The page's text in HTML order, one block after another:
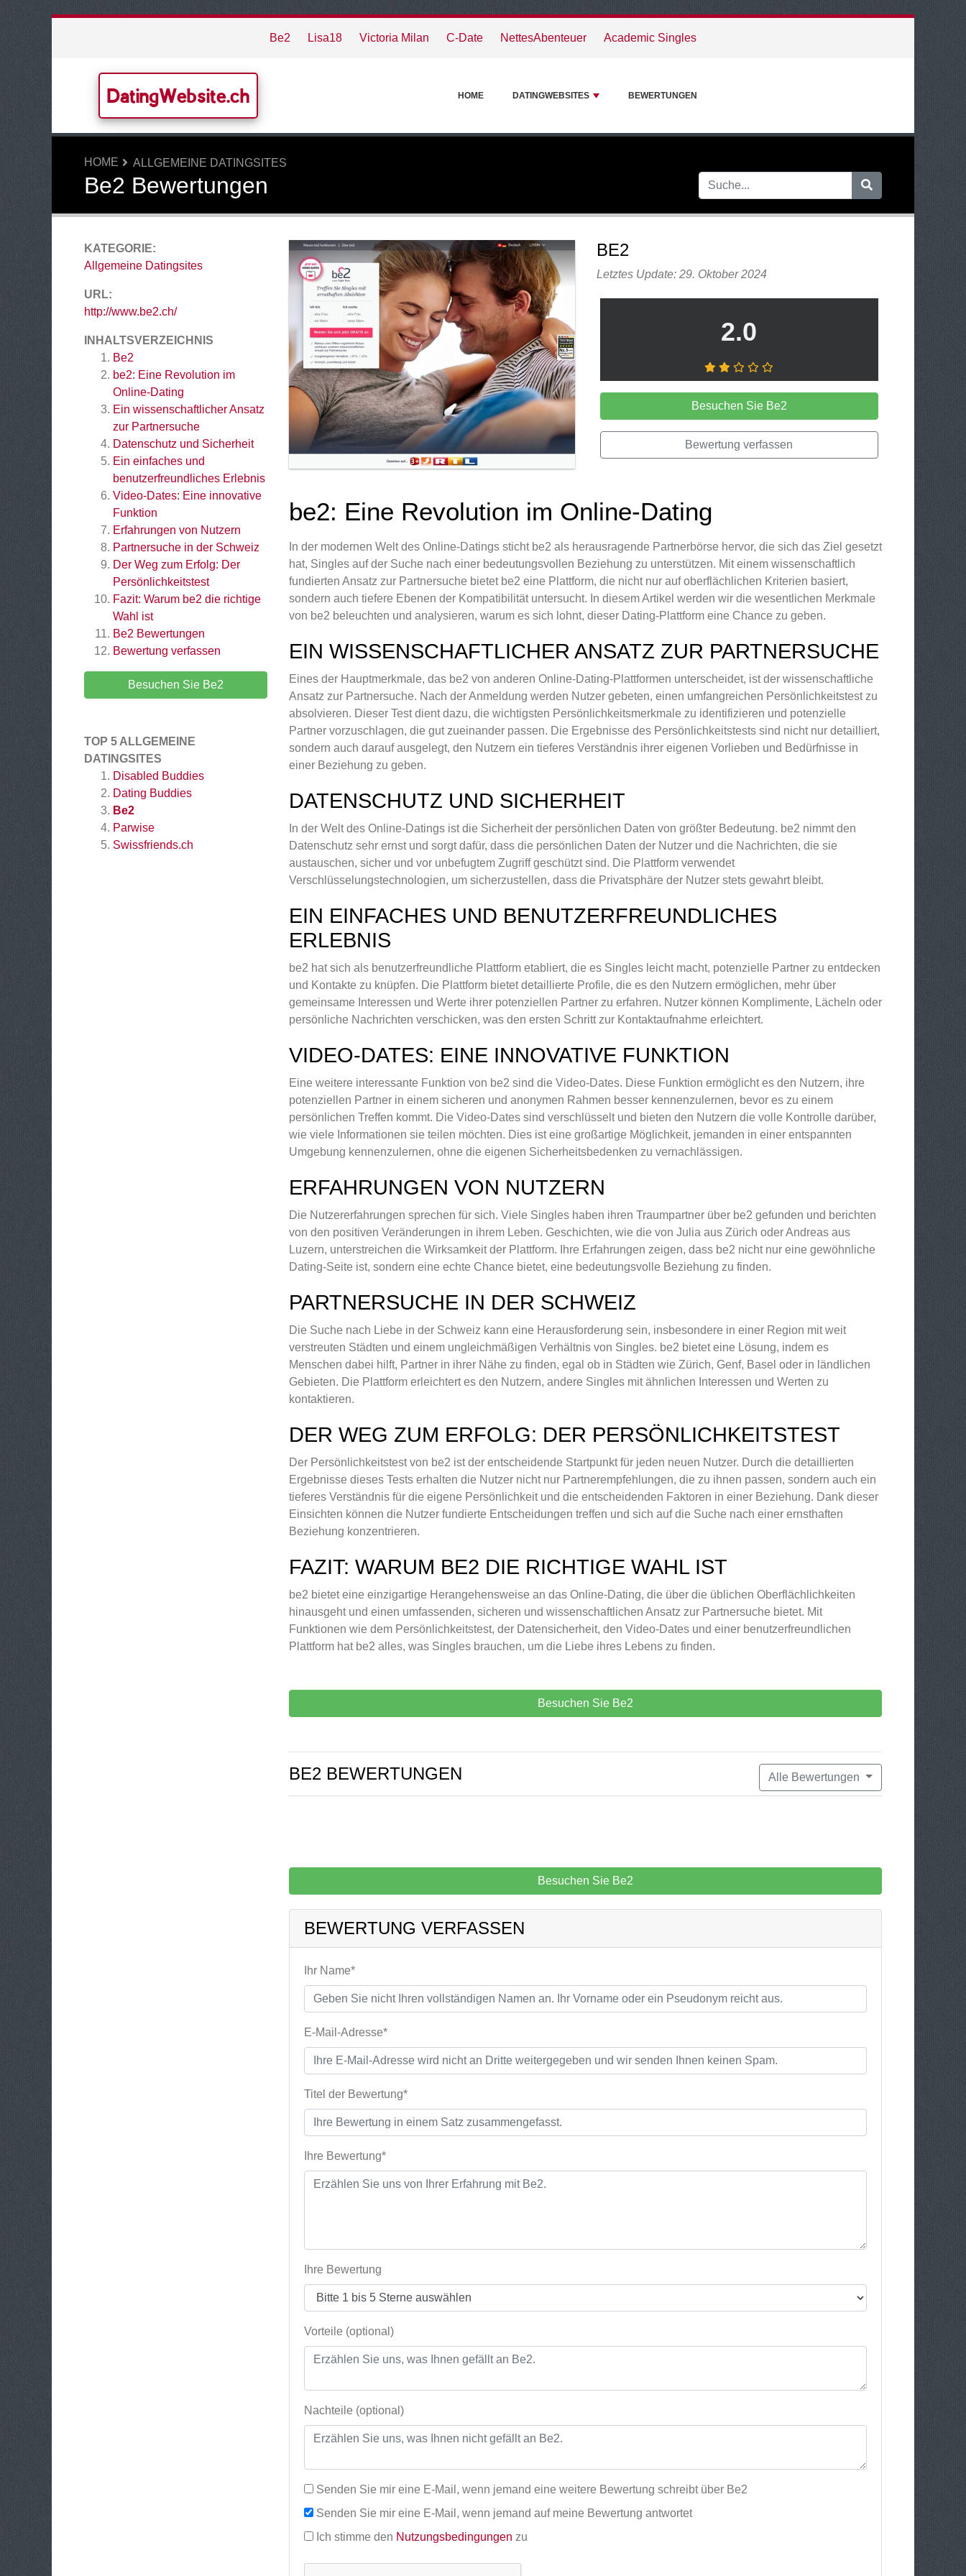
Be2 Lisa18 Victoria Milan C-Date NettesAbenteuer Academic Singles
DatingWebsite.ch HOME DATINGWEBSITES BEWERTUNGEN
HOME ALLGEMEINE DATINGSITES
Be2 Bewertungen
KATEGORIE:
Allgemeine Datingsites
URL:
http://www.be2.ch/
INHALTSVERZEICHNIS
Be2
be2: Eine Revolution im
Online-Dating
Ein wissenschaftlicher Ansatz
zur Partnersuche
Datenschutz und Sicherheit
Ein einfaches und
benutzerfreundliches Erlebnis
Video-Dates: Eine innovative
Funktion
Erfahrungen von Nutzern
Partnersuche in der Schweiz
Der Weg zum Erfolg: Der
Persönlichkeitstest
Fazit: Warum be2 die richtige
Wahl ist
Be2 Bewertungen
Bewertung verfassen
Besuchen Sie Be2
TOP 5 ALLGEMEINE
DATINGSITES
Disabled Buddies
Dating Buddies
Be2
Parwise
Swissfriends.ch
BE2
Letztes Update: 29. Oktober 2024
2.0
Besuchen Sie Be2
Bewertung verfassen
be2: Eine Revolution im Online-Dating
In der modernen Welt des Online-Datings sticht be2 als herausragende Partnerbörse hervor, die sich das Ziel gesetzt
hat, Singles auf der Suche nach einer bedeutungsvollen Beziehung zu unterstützen. Mit einem wissenschaftlich
fundierten Ansatz zur Partnersuche bietet be2 eine Plattform, die nicht nur auf oberflächlichen Kriterien basiert,
sondern auch tiefere Ebenen der Kompatibilität untersucht. In diesem Artikel werden wir die wesentlichen Merkmale
von be2 beleuchten und analysieren, warum es sich lohnt, dieser Dating-Plattform eine Chance zu geben.
EIN WISSENSCHAFTLICHER ANSATZ ZUR PARTNERSUCHE
Eines der Hauptmerkmale, das be2 von anderen Online-Dating-Plattformen unterscheidet, ist der wissenschaftliche
Ansatz zur Partnersuche. Nach der Anmeldung werden Nutzer gebeten, einen umfangreichen Persönlichkeitstest zu
absolvieren. Dieser Test dient dazu, die wichtigsten Persönlichkeitsmerkmale zu identifizieren und potenzielle
Partner vorzuschlagen, die gut zueinander passen. Die Ergebnisse des Persönlichkeitstests sind nicht nur detailliert,
sondern auch darauf ausgelegt, den Nutzern ein tieferes Verständnis ihrer eigenen Vorlieben und Bedürfnisse in
einer Beziehung zu geben.
DATENSCHUTZ UND SICHERHEIT
In der Welt des Online-Datings ist die Sicherheit der persönlichen Daten von größter Bedeutung. be2 nimmt den
Datenschutz sehr ernst und sorgt dafür, dass die persönlichen Daten der Nutzer und die Nachrichten, die sie
austauschen, sicher und vor unbefugtem Zugriff geschützt sind. Die Plattform verwendet
Verschlüsselungstechnologien, um sicherzustellen, dass die Privatsphäre der Nutzer stets gewahrt bleibt.
EIN EINFACHES UND BENUTZERFREUNDLICHES
ERLEBNIS
be2 hat sich als benutzerfreundliche Plattform etabliert, die es Singles leicht macht, potenzielle Partner zu entdecken
und Kontakte zu knüpfen. Die Plattform bietet detaillierte Profile, die es den Nutzern ermöglichen, mehr über
gemeinsame Interessen und Werte ihrer potenziellen Partner zu erfahren. Nutzer können Komplimente, Lächeln oder
persönliche Nachrichten verschicken, was den ersten Schritt zur Kontaktaufnahme erleichtert.
VIDEO-DATES: EINE INNOVATIVE FUNKTION
Eine weitere interessante Funktion von be2 sind die Video-Dates. Diese Funktion ermöglicht es den Nutzern, ihre
potenziellen Partner in einem sicheren und anonymen Rahmen besser kennenzulernen, bevor es zu einem
persönlichen Treffen kommt. Die Video-Dates sind verschlüsselt und bieten den Nutzern die volle Kontrolle darüber,
wie viele Informationen sie teilen möchten. Dies ist eine großartige Möglichkeit, jemanden in einer entspannten
Umgebung kennenzulernen, ohne die eigenen Sicherheitsbedenken zu vernachlässigen.
ERFAHRUNGEN VON NUTZERN
Die Nutzererfahrungen sprechen für sich. Viele Singles haben ihren Traumpartner über be2 gefunden und berichten
von den positiven Veränderungen in ihrem Leben. Geschichten, wie die von Julia aus Zürich oder Andreas aus
Luzern, unterstreichen die Wirksamkeit der Plattform. Ihre Erfahrungen zeigen, dass be2 nicht nur eine gewöhnliche
Dating-Seite ist, sondern eine echte Chance bietet, eine bedeutungsvolle Beziehung zu finden.
PARTNERSUCHE IN DER SCHWEIZ
Die Suche nach Liebe in der Schweiz kann eine Herausforderung sein, insbesondere in einer Region mit weit
verstreuten Städten und einem ungleichmäßigen Verhältnis von Singles. be2 bietet eine Lösung, indem es
Menschen dabei hilft, Partner in ihrer Nähe zu finden, egal ob in Städten wie Zürich, Genf, Basel oder in ländlichen
Gebieten. Die Plattform erleichtert es den Nutzern, andere Singles mit ähnlichen Interessen und Werten zu
kontaktieren.
DER WEG ZUM ERFOLG: DER PERSÖNLICHKEITSTEST
Der Persönlichkeitstest von be2 ist der entscheidende Startpunkt für jeden neuen Nutzer. Durch die detaillierten
Ergebnisse dieses Tests erhalten die Nutzer nicht nur Partnerempfehlungen, die zu ihnen passen, sondern auch ein
tieferes Verständnis für die eigene Persönlichkeit und die entscheidenden Faktoren in einer Beziehung. Dank dieser
Einsichten können die Nutzer fundierte Entscheidungen treffen und sich auf die Suche nach einer ernsthaften
Beziehung konzentrieren.
FAZIT: WARUM BE2 DIE RICHTIGE WAHL IST
be2 bietet eine einzigartige Herangehensweise an das Online-Dating, die über die üblichen Oberflächlichkeiten
hinausgeht und einen umfassenden, sicheren und wissenschaftlichen Ansatz zur Partnersuche bietet. Mit
Funktionen wie dem Persönlichkeitstest, der Datensicherheit, den Video-Dates und einer benutzerfreundlichen
Plattform hat be2 alles, was Singles brauchen, um die Liebe ihres Lebens zu finden.
Besuchen Sie Be2
Alle Bewertungen
BE2 BEWERTUNGEN
Besuchen Sie Be2
BEWERTUNG VERFASSEN
Ihr Name*
E-Mail-Adresse*
Titel der Bewertung*
Ihre Bewertung*
Ihre Bewertung
Vorteile (optional)
Nachteile (optional)
Senden Sie mir eine E-Mail, wenn jemand eine weitere Bewertung schreibt über Be2
Senden Sie mir eine E-Mail, wenn jemand auf meine Bewertung antwortet
Ich stimme den Nutzungsbedingungen zu